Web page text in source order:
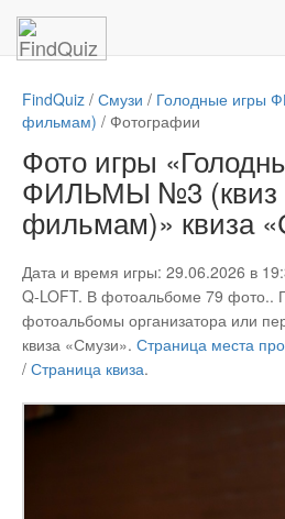
FindQuiz / Смузи / Голодные игры
фильмам) / Фотографии
Фото игры
ФИЛЬМЫ №3 (квиз
фильмам)» квиза
Дата и время игры: 29.06.2026 в
Q-LOFT. В фотоальбоме 79 фото..
фотоальбомы организатора или
квиза «Смузи». Страница места
/ Страница квиза.